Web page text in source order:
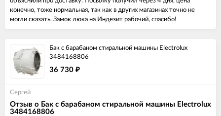
конечно, тоже нормальная, так как в других магазинах точно не
могли сказать. Замок люка на Индезит рабочий, спасибо!
Бак с барабаном стиральной машины Electrolux
3484168806
36 730 ₽
Сергей
Отзыв о Бак с барабаном стиральной машины Electrolux
3484168806